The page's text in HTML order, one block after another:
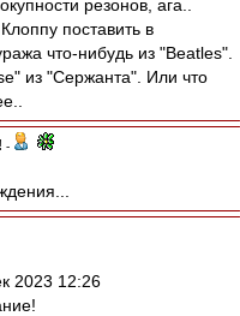
резонов, ага..
поставить в
что-нибудь из "Beatles".
из "Сержанта". Или что
-
2023 12:26